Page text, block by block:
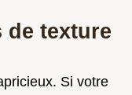
de texture
Si votre